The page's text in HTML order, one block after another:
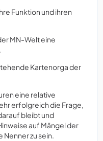
Funktion und ihren
MN-Welt eine
Kartenorga der
eine relative
erfolgreich die Frage,
bleibt und
auf Mängel der
zu sein.